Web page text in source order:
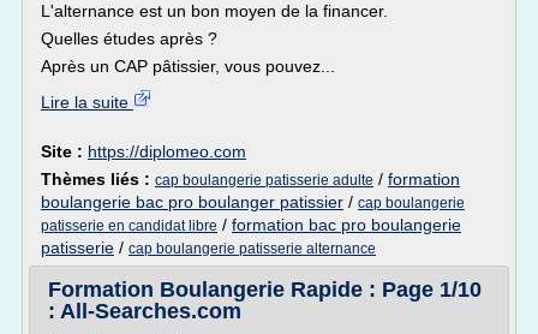
L'alternance est un bon moyen de la financer.
Quelles études après ?
Après un CAP pâtissier, vous pouvez...
Lire la suite
Site : https://diplomeo.com
Thèmes liés : cap boulangerie patisserie adulte / formation
boulangerie bac pro boulanger patissier / cap boulangerie
patisserie en candidat libre / formation bac pro boulangerie
patisserie / cap boulangerie patisserie alternance
Formation Boulangerie Rapide : Page 1/10
: All-Searches.com